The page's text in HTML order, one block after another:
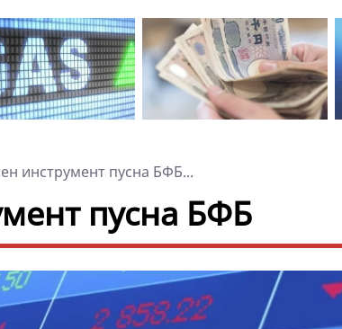
инструмент пусна БФБ...
пусна БФБ